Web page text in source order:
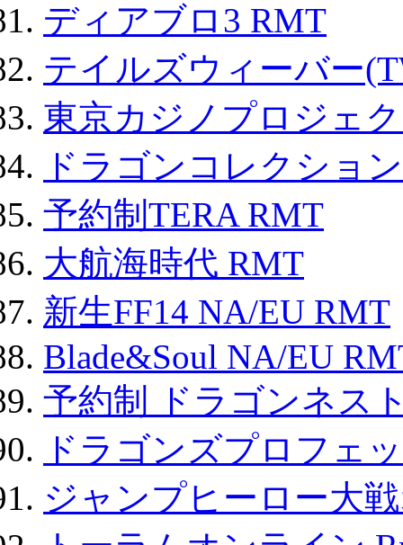
ディアブロ3 RMT
テイルズウィーバー
東京カジノプロジェ
ドラゴンコレクショ
予約制TERA RMT
大航海時代 RMT
新生FF14 NA/EU RMT
Blade&Soul NA/EU
予約制 ドラゴンネス
ドラゴンズプロフェ
ジャンプヒーロー大